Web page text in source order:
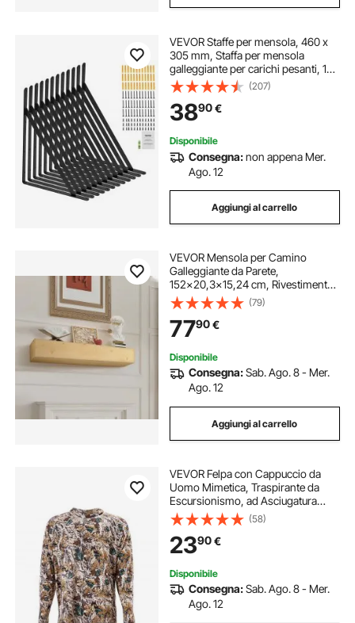
VEVOR Staffe per mensola, 460 x
305 mm, Staffa per mensola
galleggiante per carichi pesanti, 12
pezzi, Staffa per mensola
triangolare nera opaca spessa 3
mm, Acciaio con capacità carico
72,6kg
(207)
3890€
Disponibile
Consegna:non appena Mer.
Ago. 12
Aggiungi al carrello
VEVOR Mensola per Camino
Galleggiante da Parete,
152x20,3x15,24 cm, Rivestimento
per Camino Galleggiante in Legno
Naturale, Portata 22,7 kg,
Realizzato a Mano, per Decorazione
da Parete, Rustico
(79)
7790€
Disponibile
Consegna:Sab. Ago. 8 - Mer.
Ago. 12
Aggiungi al carrello
VEVOR Felpa con Cappuccio da
Uomo Mimetica, Traspirante da
Escursionismo, ad Asciugatura
Rapida, Maglietta, Camicie da
Caccia a Maniche Lunghe per
Lavoro Primaverile ed Estivo Nero
Taglia XXL
(58)
2390€
Disponibile
Consegna:Sab. Ago. 8 - Mer.
Ago. 12